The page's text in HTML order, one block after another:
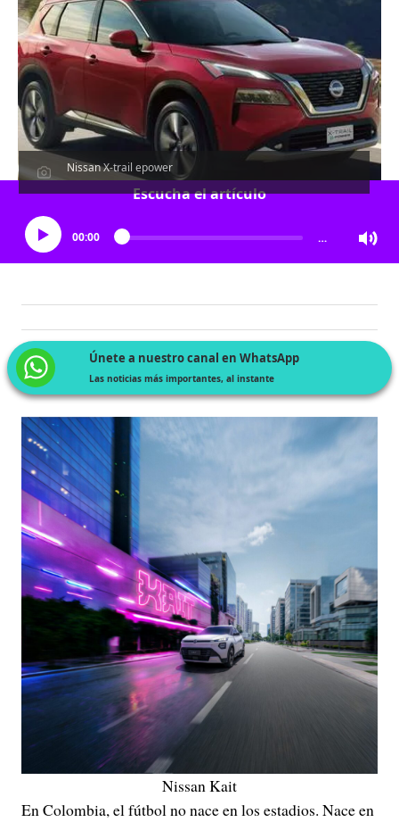
Nissan X-trail epower
Escucha el artículo
00:00 …
Únete a nuestro canal en WhatsApp
Las noticias más importantes, al instante
Nissan Kait
En Colombia, el fútbol no nace en los estadios. Nace en